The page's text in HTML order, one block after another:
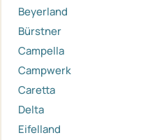
Beyerland
Bürstner
Campella
Campwerk
Caretta
Delta
Eifelland